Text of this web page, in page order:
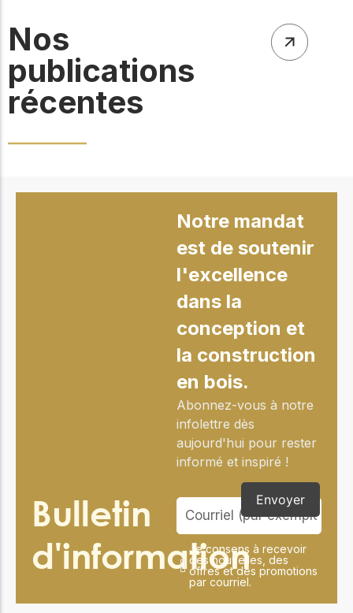
Nos
publications
récentes
Bulletin
d'information
Notre mandat
est de soutenir
l'excellence
dans la
conception et
la construction
en bois.
Abonnez-vous à notre
infolettre dès
aujourd'hui pour rester
informé et inspiré !
Je consens à recevoir
des nouvelles, des
offres et des promotions
par courriel.
Envoyer